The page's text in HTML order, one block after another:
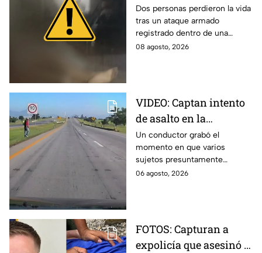
San Matías
Tlalancaleca, Puebla;
reportan dos personas
sin vida
Dos personas perdieron la vida
tras un ataque armado
registrado dentro de una
vivienda ubicada en la colonia
08 agosto, 2026
VIDEO: Captan intento
de asalto en la
autopista Arco Norte;
delincuentes arrojaron
piedras y llantas
Un conductor grabó el
momento en que varios
sujetos presuntamente
intentaron cometer un asalto
06 agosto, 2026
FOTOS: Capturan a
expolicía que asesinó a